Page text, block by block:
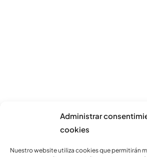
Administrar
cookies
Nuestro website utiliza cookies que permitirán